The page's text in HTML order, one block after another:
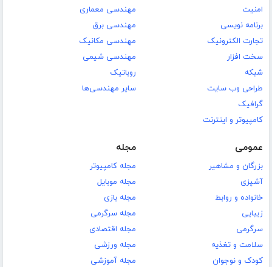
امنیت
برنامه نویسی
تجارت الکترونیک
سخت افزار
شبکه
طراحی وب سایت
گرافیک
کامپیوتر و اینترنت
مهندسی معماری
مهندسی برق
مهندسی مکانیک
مهندسی شیمی
روباتیک
سایر مهندسی‌ها
عمومی
بزرگان و مشاهیر
آشپزی
خانواده و روابط
زیبایی
سرگرمی
سلامت و تغذیه
کودک و نوجوان
مجله
مجله کامپیوتر
مجله موبایل
مجله بازی
مجله سرگرمی
مجله اقتصادی
مجله ورزشی
مجله آموزشی